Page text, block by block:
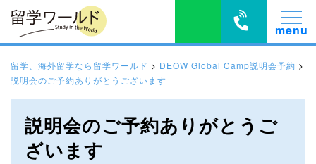
留学、海外留学なら留学ワールド > DEOW Global Camp説明会予約 >
説明会のご予約ありがとうございます
説明会のご予約ありがとうご
ざいます